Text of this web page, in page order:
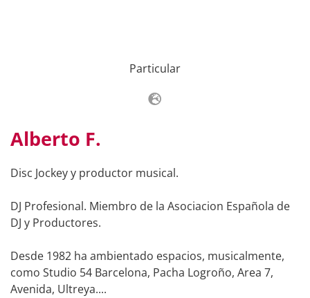
Particular
Alberto F.
Disc Jockey y productor musical.
DJ Profesional. Miembro de la Asociacion Española de
DJ y Productores.
Desde 1982 ha ambientado espacios, musicalmente,
como Studio 54 Barcelona, Pacha Logroño, Area 7,
Avenida, Ultreya....